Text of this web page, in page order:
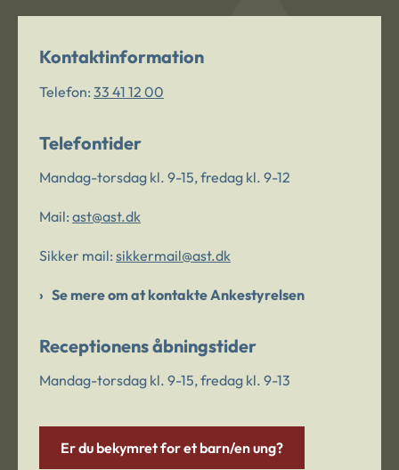
Kontaktinformation
Telefon: 33 41 12 00
Telefontider
Mandag-torsdag kl. 9-15, fredag kl. 9-12
Mail: ast@ast.dk
Sikker mail: sikkermail@ast.dk
Se mere om at kontakte Ankestyrelsen
Receptionens åbningstider
Mandag-torsdag kl. 9-15, fredag kl. 9-13
Er du bekymret for et barn/en ung?